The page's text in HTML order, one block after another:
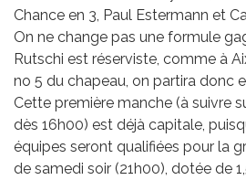
Chance en 3, Paul Estermann et
On ne change pas une formule
Rutschi est réserviste, comme à
no 5 du chapeau, on partira donc
Cette première manche (à suivre
dès 16h00) est déjà capitale,
équipes seront qualifiées pour la
de samedi soir (21h00), dotée de